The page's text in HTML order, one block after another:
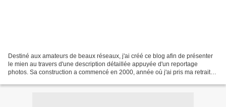
Destiné aux amateurs de beaux réseaux, j'ai créé ce blog afin de présenter
le mien au travers d'une description détaillée appuyée d'un reportage
photos. Sa construction a commencé en 2000, année où j'ai pris ma retraite